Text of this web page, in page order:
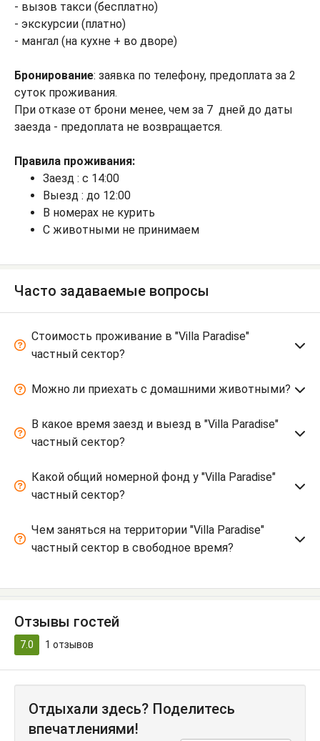
- вызов такси (бесплатно)
- экскурсии (платно)
- мангал (на кухне + во дворе)
Бронирование: заявка по телефону, предоплата за 2
суток проживания.
При отказе от брони менее, чем за 7 дней до даты
заезда - предоплата не возвращается.
Правила проживания:
Заезд : с 14:00
Выезд : до 12:00
В номерах не курить
С животными не принимаем
Часто задаваемые вопросы
Стоимость проживание в "Villa Paradise"
частный сектор?
Можно ли приехать с домашними животными?
В какое время заезд и выезд в "Villa Paradise"
частный сектор?
Какой общий номерной фонд у "Villa Paradise"
частный сектор?
Чем заняться на территории "Villa Paradise"
частный сектор в свободное время?
Отзывы гостей
7.0 1 отзывов
Отдыхали здесь? Поделитесь
впечатлениями!